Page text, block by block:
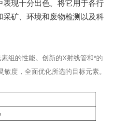
现十分出色。将它用于各行
矿、环境和废物检测以及科
组的性能。创新的X射线管和*的
度，全面优化所选的目标元素。